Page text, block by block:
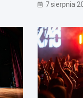
7 sierpnia